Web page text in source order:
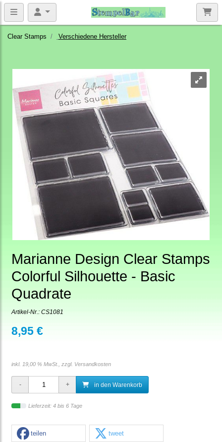
Clear Stamps Verschiedene Hersteller
Marianne Design Clear Stamps
Colorful Silhouette - Basic
Quadrate
Artikel-Nr.: CS1081
8,95 €
inkl. 19,00 % MwSt., zzgl. Versandkosten
in den Warenkorb
Lieferzeit: 4 bis 6 Tage
teilen tweet